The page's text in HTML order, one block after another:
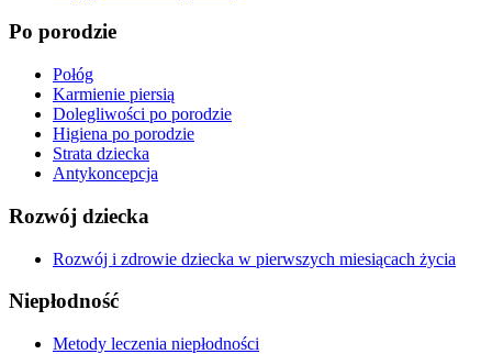
Po porodzie
Połóg
Karmienie piersią
Dolegliwości po porodzie
Higiena po porodzie
Strata dziecka
Antykoncepcja
Rozwój dziecka
Rozwój i zdrowie dziecka w pierwszych miesiącach życia
Niepłodność
Metody leczenia niepłodności